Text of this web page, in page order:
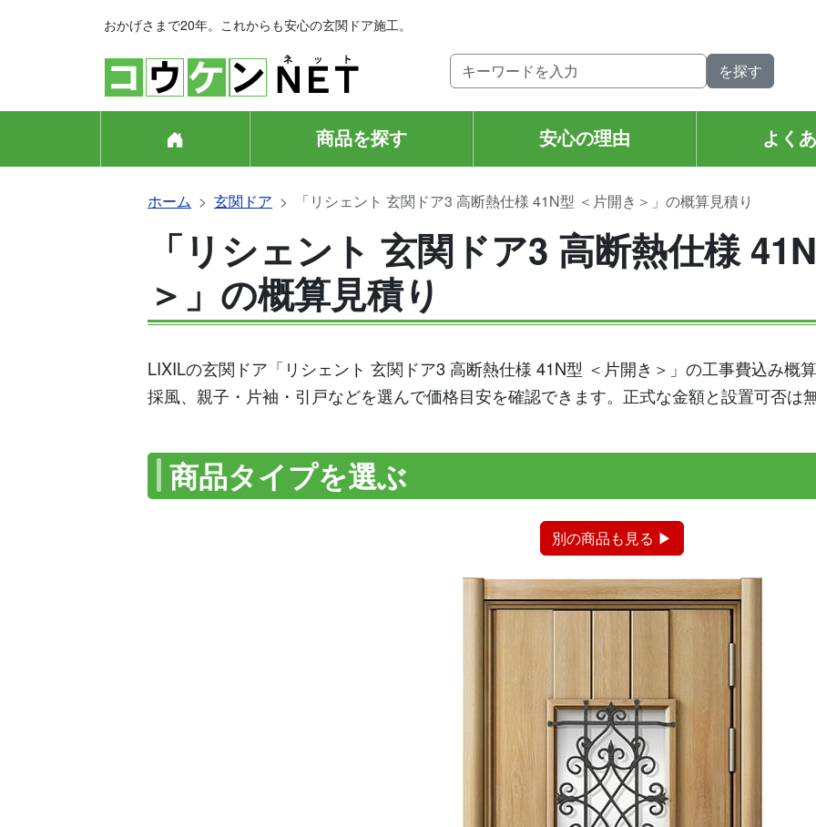
おかげさまで20年。これからも安心の玄関ドア施工。
商品を探す 安心の理由 よく
ホーム 玄関ドア 「リシェント 玄関ドア3 高断熱仕様 41N型 ＜片開き＞」の概算見積り
「リシェント 玄関ドア3 高断熱仕様
＞」の概算見積り
LIXILの玄関ドア「リシェント 玄関ドア3 高断熱仕様 41N型 ＜片開き＞」の工事費込み概
採風、親子・片袖・引戸などを選んで価格目安を確認できます。正式な金額と設置可否は
商品タイプを選ぶ
別の商品も見る ▶